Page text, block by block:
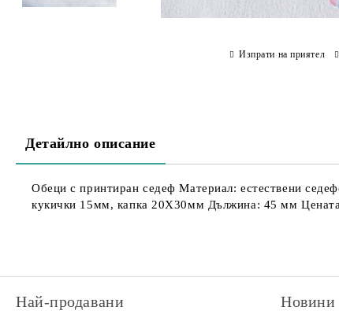
Изпрати на приятел
Детайлно описание
Обеци с принтиран седеф Материал: естествени
кукички 15мм, капка 20Х30мм Дължина: 45 мм
Най-продавани Новини